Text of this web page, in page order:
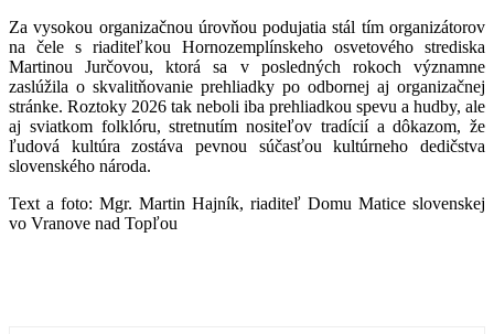
Za vysokou organizačnou úrovňou podujatia stál tím organizátorov
na čele s riaditeľkou Hornozemplínskeho osvetového strediska
Martinou Jurčovou, ktorá sa v posledných rokoch významne
zaslúžila o skvalitňovanie prehliadky po odbornej aj organizačnej
stránke. Roztoky 2026 tak neboli iba prehliadkou spevu a hudby, ale
aj sviatkom folklóru, stretnutím nositeľov tradícií a dôkazom, že
ľudová kultúra zostáva pevnou súčasťou kultúrneho dedičstva
slovenského národa.
Text a foto: Mgr. Martin Hajník, riaditeľ Domu Matice slovenskej
vo Vranove nad Topľou